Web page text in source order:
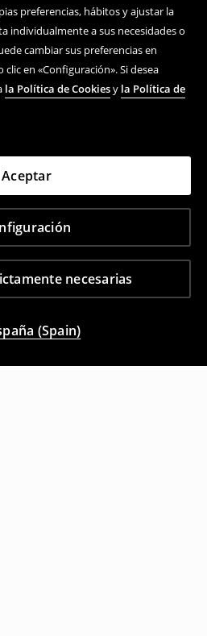
preferencias, hábitos y ajustar la
individualmente a sus necesidades o
cambiar sus preferencias en
en «Configuración». Si desea
la Política de Cookiesy la Política de
necesarias
Aceptar
(Spain)